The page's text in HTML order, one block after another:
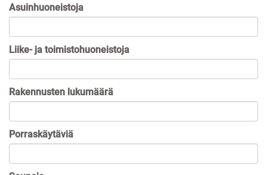
Asuinhuoneistoja
Liike- ja toimistohuoneistoja
Rakennusten lukumäärä
Porraskäytäviä